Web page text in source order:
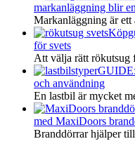
markanläggning blir
Markanläggning är ett
för svets
Att välja rätt rökutsug
och användning
En lastbil är mycket
med MaxiDoors
Branddörrar hjälper